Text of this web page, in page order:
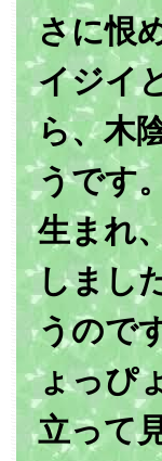
さに恨
イジイ
ら、木
うです
生まれ
しまし
うので
ょっぴ
立って